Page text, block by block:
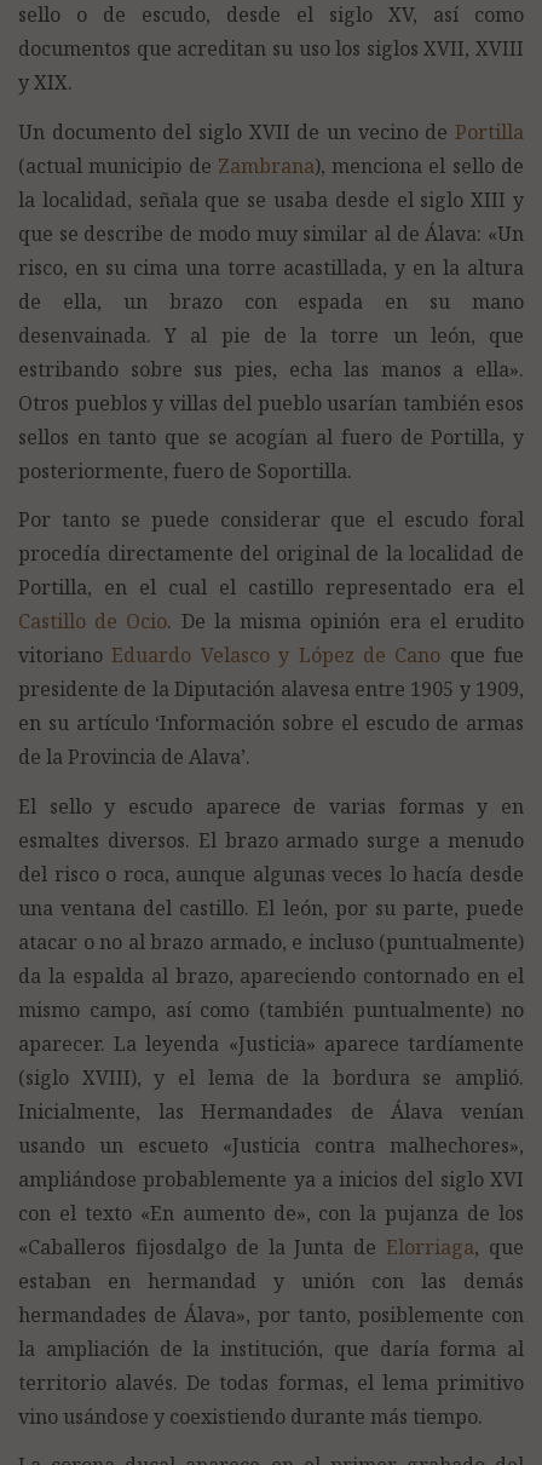
sello o de escudo, desde el siglo XV, así como
documentos que acreditan su uso los siglos XVII, XVIII
y XIX.
Un documento del siglo XVII de un vecino de Portilla
(actual municipio de Zambrana), menciona el sello de
la localidad, señala que se usaba desde el siglo XIII y
que se describe de modo muy similar al de Álava: «Un
risco, en su cima una torre acastillada, y en la altura
de ella, un brazo con espada en su mano
desenvainada. Y al pie de la torre un león, que
estribando sobre sus pies, echa las manos a ella».
Otros pueblos y villas del pueblo usarían también esos
sellos en tanto que se acogían al fuero de Portilla, y
posteriormente, fuero de Soportilla.
Por tanto se puede considerar que el escudo foral
procedía directamente del original de la localidad de
Portilla, en el cual el castillo representado era el
Castillo de Ocio. De la misma opinión era el erudito
vitorianoEduardo Velasco y López de Cano que fue
presidente de la Diputación alavesa entre 1905 y 1909,
en su artículo ‘Información sobre el escudo de armas
de la Provincia de Alava’.
El sello y escudo aparece de varias formas y en
esmaltes diversos. El brazo armado surge a menudo
del risco o roca, aunque algunas veces lo hacía desde
una ventana del castillo. El león, por su parte, puede
atacar o no al brazo armado, e incluso (puntualmente)
da la espalda al brazo, apareciendo contornado en el
mismo campo, así como (también puntualmente) no
aparecer. La leyenda «Justicia» aparece tardíamente
(siglo XVIII), y el lema de la bordura se amplió.
Inicialmente, las Hermandades de Álava venían
usando un escueto «Justicia contra malhechores»,
ampliándose probablemente ya a inicios del siglo XVI
con el texto «En aumento de», con la pujanza de los
«Caballeros fijosdalgo de la Junta deElorriaga, que
estaban en hermandad y unión con las demás
hermandades de Álava», por tanto, posiblemente con
la ampliación de la institución, que daría forma al
territorio alavés. De todas formas, el lema primitivo
vino usándose y coexistiendo durante más tiempo.